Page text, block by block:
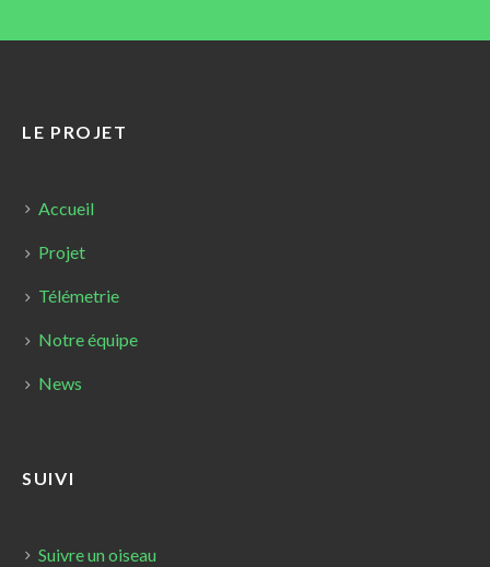
LE PROJET
Accueil
Projet
Télémetrie
Notre équipe
News
SUIVI
Suivre un oiseau